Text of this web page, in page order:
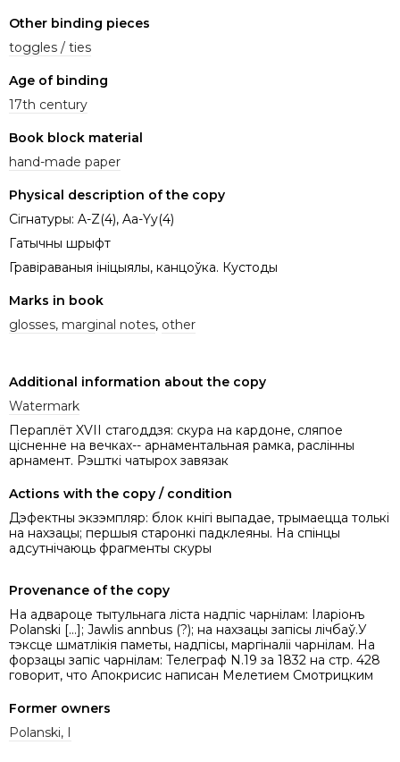
Other binding pieces
toggles / ties
Age of binding
17th century
Book block material
hand-made paper
Physical description of the copy
Сігнатуры: A-Z(4), Aa-Yy(4)
Гатычны шрыфт
Гравіраваныя ініцыялы, канцоўка. Кустоды
Marks in book
glosses, marginal notes, other
Additional information about the copy
Watermark
Пераплёт XVII стагоддзя: скура на кардоне, сляпое
цісненне на вечках-- арнаментальная рамка, раслінны
арнамент. Рэшткі чатырох завязак
Actions with the copy / condition
Дэфектны экзэмпляр: блок кнігі выпадае, трымаецца толькі
на нахзацы; першыя старонкі падклеяны. На спінцы
адсутнічаюць фрагменты скуры
Provenance of the copy
На адвароце тытульнага ліста надпіс чарнілам: Iларiонъ
Polanski [...]; Jawlis annbus (?); на нахзацы запісы лічбаў.У
тэксце шматлікія паметы, надпісы, маргіналii чарнілам. На
форзацы запіс чарнілам: Телеграф N.19 за 1832 на стр. 428
говорит, что Апокрисис написан Мелетием Смотрицким
Former owners
Polanski, І